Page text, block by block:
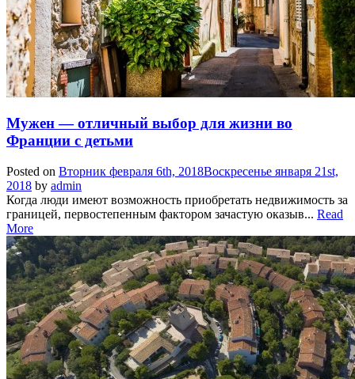
Мужен — отличный выбор для жизни во
Франции с детьми
Posted on Вторник февраля 6th, 2018Воскресенье января 21st,
2018 by admin
Когда люди имеют возможность приобретать недвижимость за
границей, первостепенным фактором зачастую оказыв... Read
More